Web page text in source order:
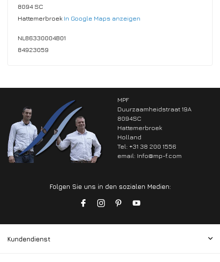
8094 SC
Hattemerbroek In Google Maps anzeigen
NL86330004B01
84923059
MPF
Duurzaamheidstraat 19A
8094SC
Hattemerbroek
Holland
Tel: +31 38 200 1556
email: Info@mp-f.com
Folgen Sie uns in den sozialen Medien:
Kundendienst